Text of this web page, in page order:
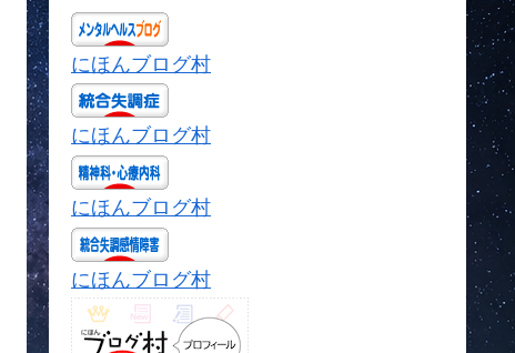
にほんブログ村
にほんブログ村
にほんブログ村
にほんブログ村